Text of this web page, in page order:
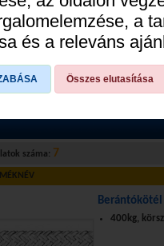
termékekben
cikkekben
szóra, szótöredék
»Berántó zsinór
száma: 7
400kg,
a
és a releváns
Összes elutasítása